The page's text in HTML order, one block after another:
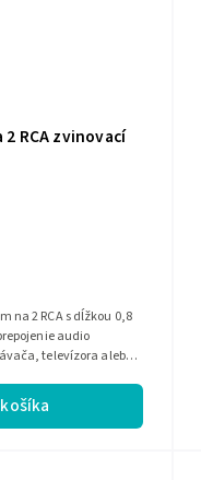
2 RCA zvinovací
na 2 RCA s dĺžkou 0,8
audio
televízora alebo